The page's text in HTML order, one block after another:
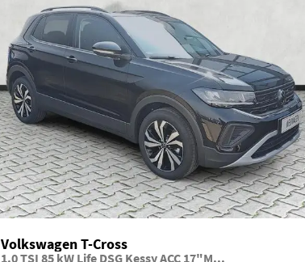
Volkswagen T-Cross
1.0 TSI 85 kW Life DSG Kessy ACC 17"M...